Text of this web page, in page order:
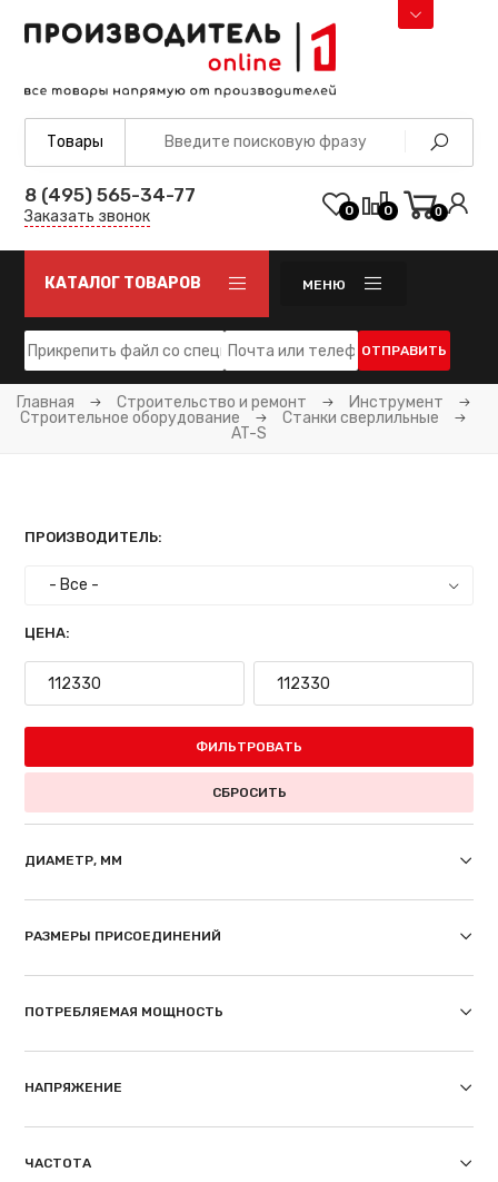
8 (495) 565-34-77
Заказать звонок 0 0 0
КАТАЛОГ ТОВАРОВ МЕНЮ
ОТПРАВИТЬ
Главная Строительство и ремонт
Инструмент
Строительное оборудование
Станки сверлильные
AT-S
ПРОИЗВОДИТЕЛЬ:
ЦЕНА:
ФИЛЬТРОВАТЬ
СБРОСИТЬ
ДИАМЕТР, ММ
РАЗМЕРЫ ПРИСОЕДИНЕНИЙ
ПОТРЕБЛЯЕМАЯ МОЩНОСТЬ
НАПРЯЖЕНИЕ
ЧАСТОТА